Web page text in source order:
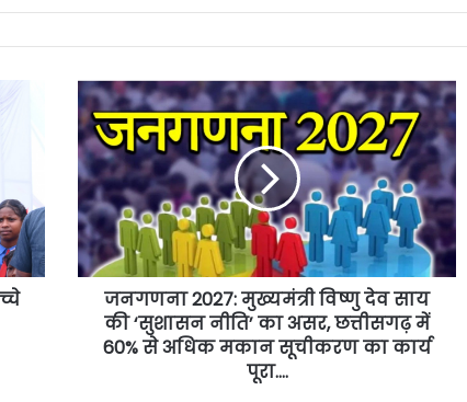
जनगणना 2027: मुख्यमंत्री विष्णु देव साय
की ‘सुशासन नीति’ का असर, ​छत्तीसगढ़ में
60% से अधिक मकान सूचीकरण का कार्य
पूरा….